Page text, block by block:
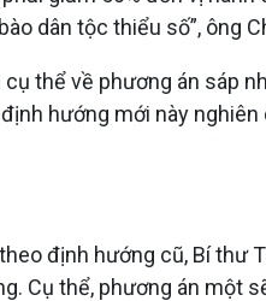
dân tộc thiểu số”, ông
thể về phương án sáp
hướng mới này
định hướng cũ, Bí thư
Cụ thể, phương án một